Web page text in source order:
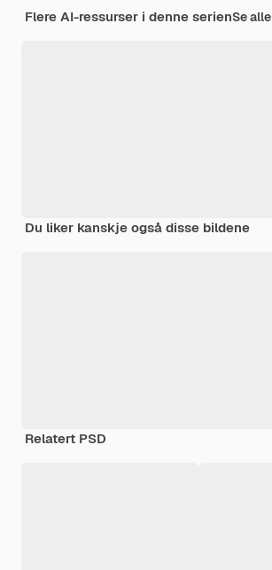
Flere AI-ressurser i denne serienSe alle
Du liker kanskje også disse bildene
Relatert PSD